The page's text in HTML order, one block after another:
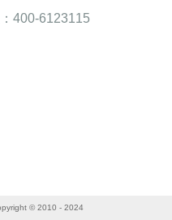
400-6123115
© 2010 - 2024